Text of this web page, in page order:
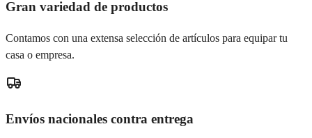
Gran variedad de productos
Contamos con una extensa selección de artículos para equipar tu
casa o empresa.
Envíos nacionales contra entrega